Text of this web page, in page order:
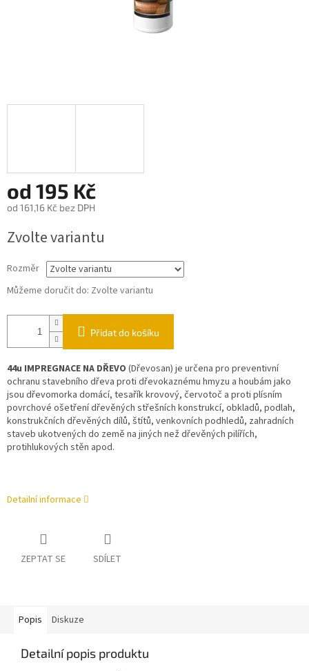
od 195 Kč
od 161,16 Kč bez DPH
cena:
Zvolte variantu
Rozměr
Můžeme doručit do: Zvolte variantu
Přidat do košíku
44u IMPREGNACE NA DŘEVO (Dřevosan) je určena pro preventivní
ochranu stavebního dřeva proti dřevokaznému hmyzu a houbám jako
jsou dřevomorka domácí, tesařík krovový, červotoč a proti plísním
povrchové ošetření dřevěných střešních konstrukcí, obkladů, podlah,
konstrukčních dřevěných dílů, štítů, venkovních podhledů, zahradních
staveb ukotvených do země na jiných než dřevěných pilířích,
protihlukových stěn apod.
Detailní informace
ZEPTAT SE SDÍLET
Popis Diskuze
Detailní popis produktu